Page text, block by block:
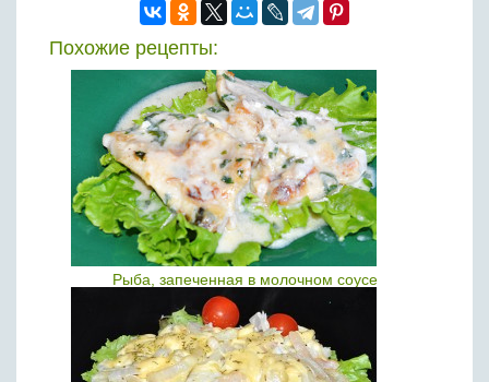
Похожие рецепты:
Рыба, запеченная в молочном соусе